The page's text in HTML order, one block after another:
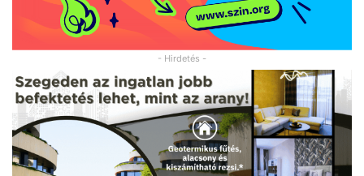
- Hirdetés -